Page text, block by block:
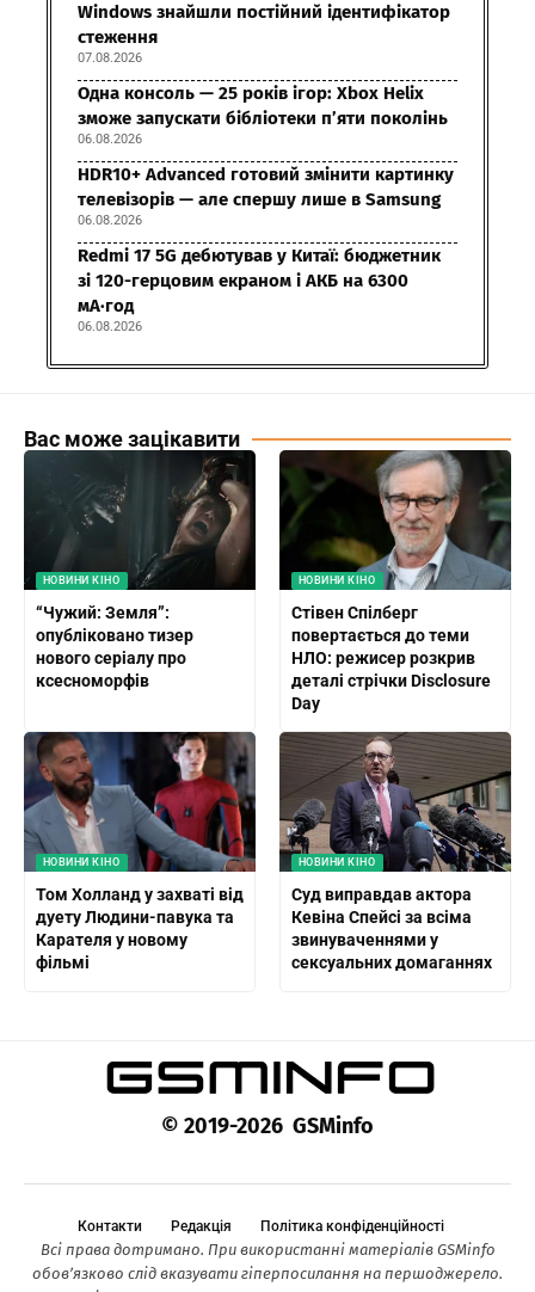
Windows знайшли постійний ідентифікатор
стеження
07.08.2026
Одна консоль — 25 років ігор: Xbox Helix
зможе запускати бібліотеки п’яти поколінь
06.08.2026
HDR10+ Advanced готовий змінити картинку
телевізорів — але спершу лише в Samsung
06.08.2026
Redmi 17 5G дебютував у Китаї: бюджетник
зі 120-герцовим екраном і АКБ на 6300
мА·год
06.08.2026
Вас може зацікавити
НОВИНИ КІНО
“Чужий: Земля”:
опубліковано тизер
нового серіалу про
ксесноморфів
НОВИНИ КІНО
Стівен Спілберг
повертається до теми
НЛО: режисер розкрив
деталі стрічки Disclosure
Day
НОВИНИ КІНО
Том Холланд у захваті від
дуету Людини-павука та
Карателя у новому
фільмі
НОВИНИ КІНО
Суд виправдав актора
Кевіна Спейсі за всіма
звинуваченнями у
сексуальних домаганнях
© 2019-2026 GSMinfo
Контакти Редакція Політика конфіденційності
Всі права дотримано. При використанні матеріалів GSMinfo
обов’язково слід вказувати гіперпосилання на першоджерело.